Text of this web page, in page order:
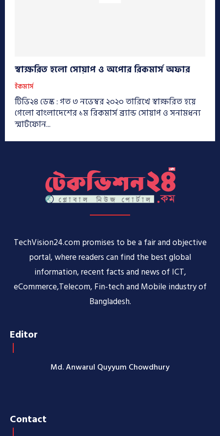
স্বাক্ষরিত হলো সোয়াপ ও অপোর রিকমার্স অফার
ইকমার্স
টিভি২৪ ডেস্ক : গত ৩ নভেম্বর ২০২০ তারিখে স্বাক্ষরিত হয়ে
গেলো বাংলাদেশের ১ম রিকমার্স ব্র্যান্ড সোয়াপ ও সনামধন্য
স্মার্টফোন...
TechVision24.com promises to be a fair and objective
portal, where readers can find the best global
information, recent facts and news of ICT,
eCommerce,Telecom, Fin-tech and Mobile industry of
Bangladesh.
Editor
Md. Anwarul Quyyum Chowdhury
Contact